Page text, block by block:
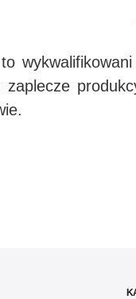
zaplecze